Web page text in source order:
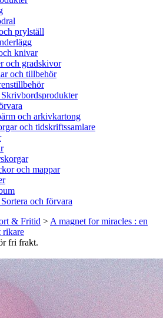
prylställ
knivar
och gradskivor
och tillbehör
och arkivkartong
och tidskriftssamlare
och mappar
och förvara
& Fritid > A magnet for miracles : en
rikare
fri frakt.